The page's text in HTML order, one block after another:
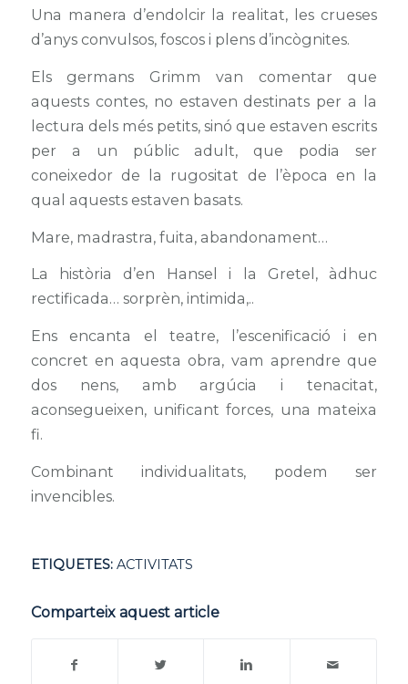
Una manera d’endolcir la realitat, les crueses
d’anys convulsos, foscos i plens d’incògnites.
Els germans Grimm van comentar que
aquests contes, no estaven destinats per a la
lectura dels més petits, sinó que estaven escrits
per a un públic adult, que podia ser
coneixedor de la rugositat de l’època en la
qual aquests estaven basats.
Mare, madrastra, fuita, abandonament…
La història d’en Hansel i la Gretel, àdhuc
rectificada… sorprèn, intimida,..
Ens encanta el teatre, l’escenificació i en
concret en aquesta obra, vam aprendre que
dos nens, amb argúcia i tenacitat,
aconsegueixen, unificant forces, una mateixa
fi.
Combinant individualitats, podem ser
invencibles.
ETIQUETES: ACTIVITATS
Comparteix aquest article